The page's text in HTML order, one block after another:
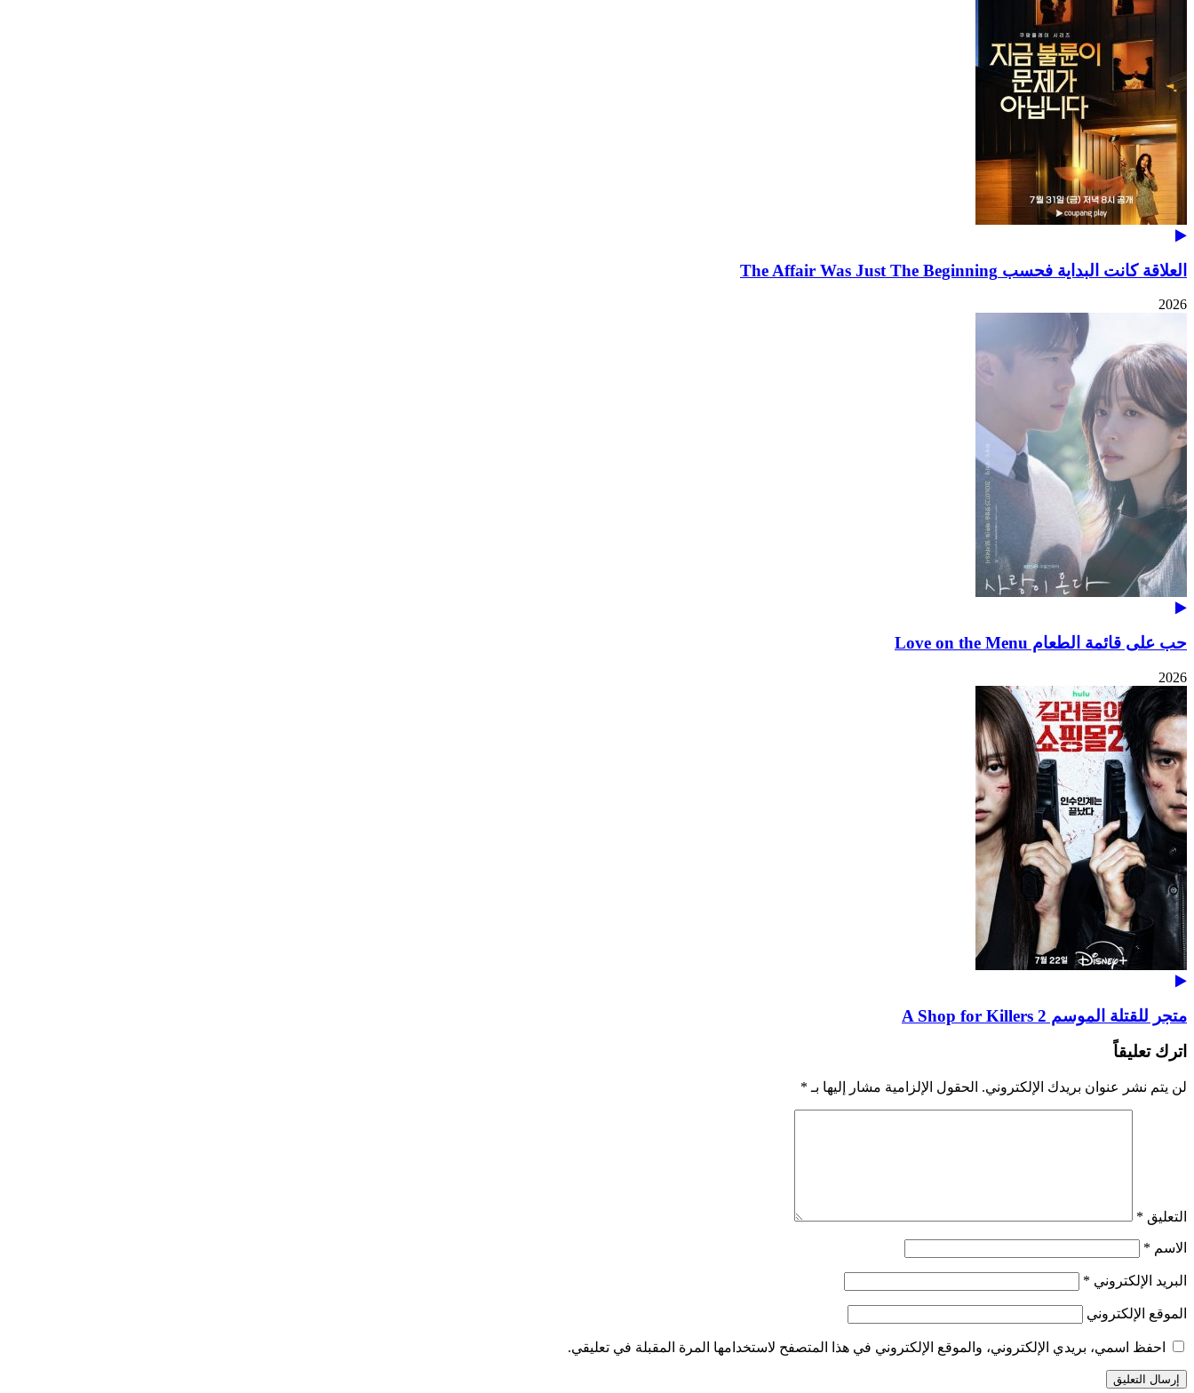
العلاقة كانت البداية فحسب The Affair Was Just The Beginning
2026
حب على قائمة الطعام Love on the Menu
2026
متجر للقتلة الموسم 2 A Shop for Killers
اترك تعليقاً
لن يتم نشر عنوان بريدك الإلكتروني. الحقول الإلزامية مشار إليها بـ *
التعليق *
الاسم *
البريد الإلكتروني *
الموقع الإلكتروني
احفظ اسمي، بريدي الإلكتروني، والموقع الإلكتروني في هذا المتصفح لاستخدامها المرة المقبلة في تعليقي.